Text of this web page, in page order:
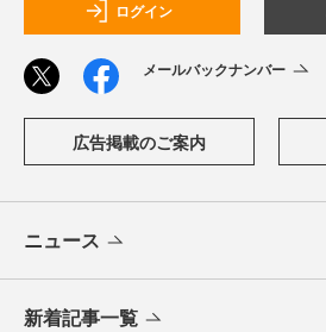
ログイン
メールバックナンバー
広告掲載のご案内
ニュース
新着記事一覧